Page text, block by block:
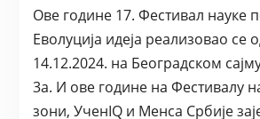
Ове године 17. Фестивал науке
Еволуција идеја реализовао се
14.12.2024. на Београдском
3а. И ове године на Фестивалу
зони, УченIQ и Менса Србије